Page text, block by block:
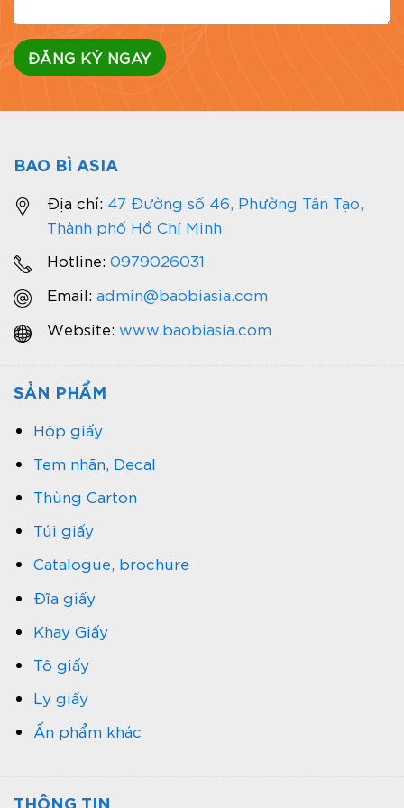
BAO BÌ ASIA
Địa chỉ: 47 Đường số 46, Phường Tân Tạo,
Thành phố Hồ Chí Minh
Hotline: 0979026031
Email: admin@baobiasia.com
Website: www.baobiasia.com
SẢN PHẨM
Hộp giấy
Tem nhãn, Decal
Thùng Carton
Túi giấy
Catalogue, brochure
Đĩa giấy
Khay Giấy
Tô giấy
Ly giấy
Ấn phẩm khác
THÔNG TIN